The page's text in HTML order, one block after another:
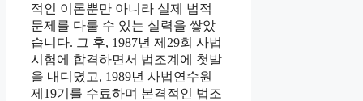
적인 이론뿐만 아니라 실제 법적
문제를 다룰 수 있는 실력을 쌓았
습니다. 그 후, 1987년 제29회 사법
시험에 합격하면서 법조계에 첫발
을 내디뎠고, 1989년 사법연수원
제19기를 수료하며 본격적인 법조